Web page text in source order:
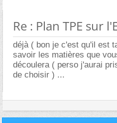
Re : Plan TPE sur
déjà ( bon je c'est qu'il est
savoir les matières que
découlera ( perso j'aurai
de choisir ) ...